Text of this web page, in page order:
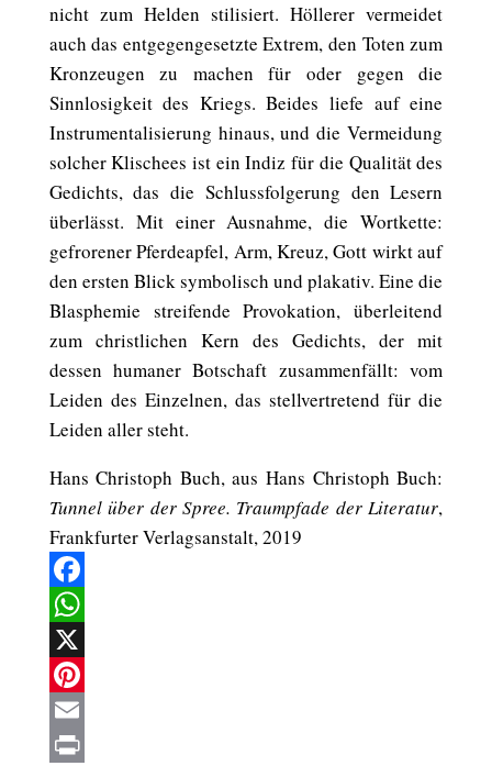
nicht zum Helden stilisiert. Höllerer vermeidet
auch das entgegengesetzte Extrem, den Toten zum
Kronzeugen zu machen für oder gegen die
Sinnlosigkeit des Kriegs. Beides liefe auf eine
Instrumentalisierung hinaus, und die Vermeidung
solcher Klischees ist ein Indiz für die Qualität des
Gedichts, das die Schlussfolgerung den Lesern
überlässt. Mit einer Ausnahme, die Wortkette:
gefrorener Pferdeapfel, Arm, Kreuz, Gott wirkt auf
den ersten Blick symbolisch und plakativ. Eine die
Blasphemie streifende Provokation, überleitend
zum christlichen Kern des Gedichts, der mit
dessen humaner Botschaft zusammenfällt: vom
Leiden des Einzelnen, das stellvertretend für die
Leiden aller steht.
Hans Christoph Buch, aus Hans Christoph Buch:
Tunnel über der Spree. Traumpfade der Literatur,
Frankfurter Verlagsanstalt, 2019
Facebook
WhatsApp
X
Pinterest
Email